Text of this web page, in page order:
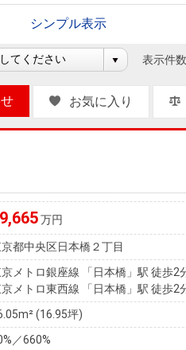
シンプル表示
表示件数
お気に入り
万円
都中央区日本橋２丁目
メトロ銀座線 「日本橋」駅 徒歩2
メトロ東西線 「日本橋」駅 徒歩2
(16.95坪)
／660%